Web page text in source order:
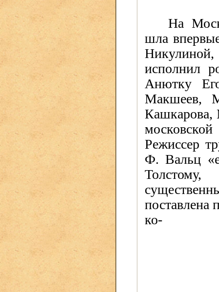
На
шла
исполнил
Анютку
Макшеев,
Кашкарова,
Режиссер
Ф. Вальц
поставлена
ко-